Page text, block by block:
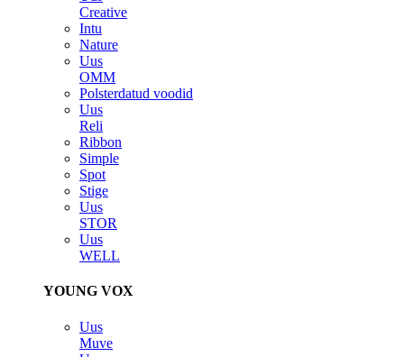
Creative
Intu
Nature
Uus
OMM
Polsterdatud voodid
Uus
Reli
Ribbon
Simple
Spot
Stige
Uus
STOR
Uus
WELL
YOUNG VOX
Uus
Muve